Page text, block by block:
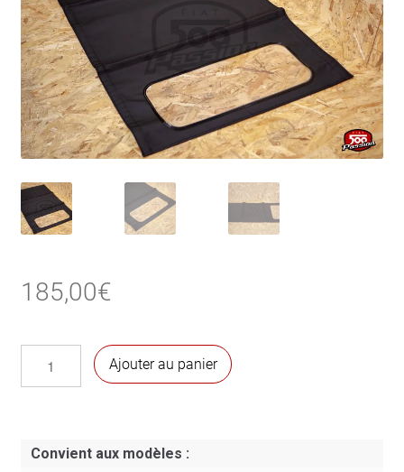
185,00€
capote
Ajouter au panier
Convient aux modèles :